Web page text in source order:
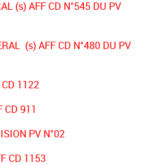
(s) AFF CD N°545 DU PV
(s) AFF CD N°480 DU PV
1122
CD 911
PV N°02
CD 1153